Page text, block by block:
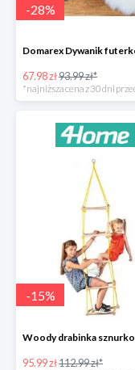
-28%
67.98 zł93.99 zł*
-15%
95.99 zł112.99 zł*